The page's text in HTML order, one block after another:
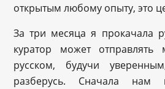
открытым любому опыту, это
За три месяца я прокачала
куратор может
русском, будучи
разберусь. Сначала нам